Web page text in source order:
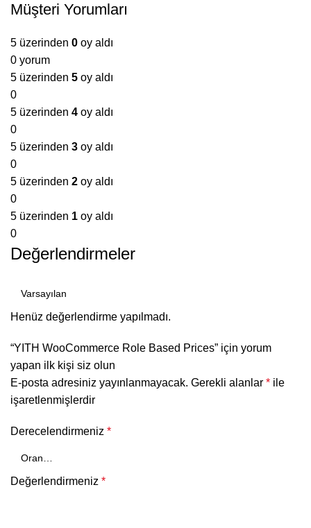
Müşteri Yorumları
5 üzerinden 0 oy aldı
0 yorum
5 üzerinden 5 oy aldı
0
5 üzerinden 4 oy aldı
0
5 üzerinden 3 oy aldı
0
5 üzerinden 2 oy aldı
0
5 üzerinden 1 oy aldı
0
Değerlendirmeler
Henüz değerlendirme yapılmadı.
“YITH WooCommerce Role Based Prices” için yorum
yapan ilk kişi siz olun
E-posta adresiniz yayınlanmayacak. Gerekli alanlar * ile
işaretlenmişlerdir
Derecelendirmeniz *
Değerlendirmeniz *